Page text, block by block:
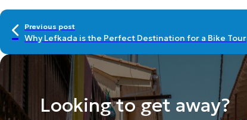
Previous post
Why Lefkada is the Perfect Destination for a Bike Tour
Looking to get away?